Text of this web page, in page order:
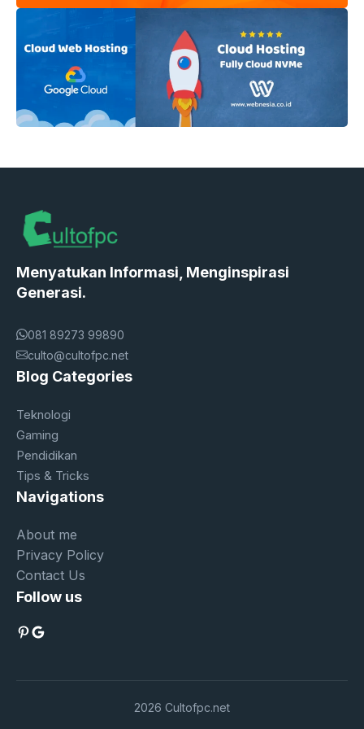
Menyatukan Informasi, Menginspirasi
Generasi.
081 89273 99890
culto@cultofpc.net
Blog Categories
Teknologi
Gaming
Pendidikan
Tips & Tricks
Navigations
About me
Privacy Policy
Contact Us
Follow us
Pinterest
Google
2026 Cultofpc.net